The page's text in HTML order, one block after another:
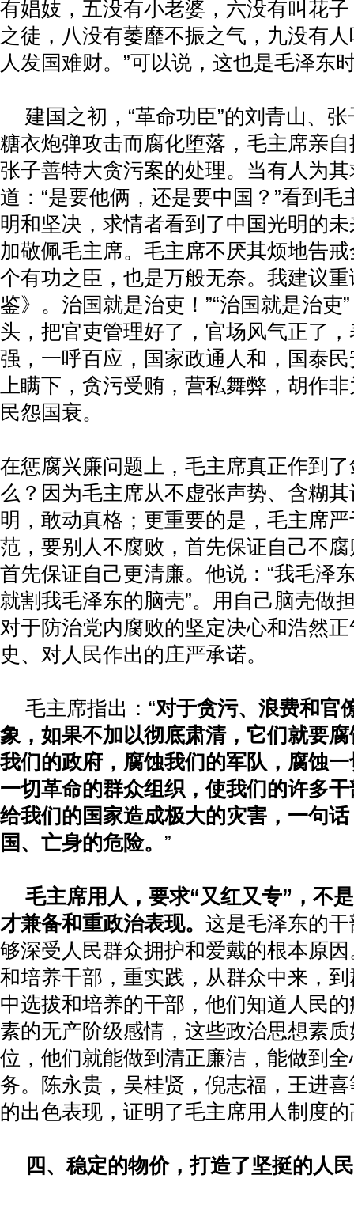
有娼妓，五没有小老婆，六没有叫花
之徒，八没有萎靡不振之气，九没有
人发国难财。”可以说，这也是毛泽东
建国之初，“革命功臣”的刘青山、
糖衣炮弹攻击而腐化堕落，毛主席亲
张子善特大贪污案的处理。当有人为
道：“是要他俩，还是要中国？”看到毛
明和坚决，求情者看到了中国光明的
加敬佩毛主席。毛主席不厌其烦地告
个有功之臣，也是万般无奈。我建议
鉴》。治国就是治吏！”“治国就是治吏
头，把官吏管理好了，官场风气正了
强，一呼百应，国家政通人和，国泰
上瞒下，贪污受贿，营私舞弊，胡作
民怨国衰。
在惩腐兴廉问题上，毛主席真正作到
么？因为毛主席从不虚张声势、含糊
明，敢动真格；更重要的是，毛主席
范，要别人不腐败，首先保证自己不
首先保证自己更清廉。他说：“我毛泽
就割我毛泽东的脑壳”。用自己脑壳做
对于防治党内腐败的坚定决心和浩然
史、对人民作出的庄严承诺。
毛主席指出：“对于贪污、浪费和官
象，如果不加以彻底肃清，它们就要
我们的政府，腐蚀我们的军队，腐蚀
一切革命的群众组织，使我们的许多
给我们的国家造成极大的灾害，一句
国、亡身的危险。 ”
毛主席用人，要求“又红又专”，不
才兼备和重政治表现。 这是毛泽东的
够深受人民群众拥护和爱戴的根本原
和培养干部，重实践，从群众中来，
中选拔和培养的干部，他们知道人民
素的无产阶级感情，这些政治思想素
位，他们就能做到清正廉洁，能做到
务。陈永贵，吴桂贤，倪志福，王进
的出色表现，证明了毛主席用人制度
四、稳定的物价，打造了坚挺的人